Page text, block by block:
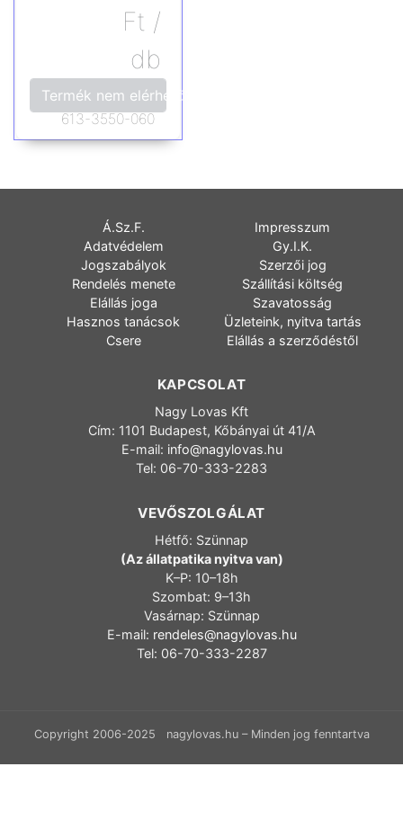
Ft /
db
Termék nem elérhető!
613-3550-060
Á.Sz.F.
Impresszum
Adatvédelem
Gy.I.K.
Jogszabályok
Szerzői jog
Rendelés menete
Szállítási költség
Elállás joga
Szavatosság
Hasznos tanácsok
Üzleteink, nyitva tartás
Csere
Elállás a szerződéstől
KAPCSOLAT
Nagy Lovas Kft
Cím: 1101 Budapest, Kőbányai út 41/A
E-mail: info@nagylovas.hu
Tel: 06-70-333-2283
VEVŐSZOLGÁLAT
Hétfő: Szünnap
(Az állatpatika nyitva van)
K–P: 10–18h
Szombat: 9–13h
Vasárnap: Szünnap
E-mail: rendeles@nagylovas.hu
Tel: 06-70-333-2287
Copyright 2006-2025 nagylovas.hu – Minden jog fenntartva